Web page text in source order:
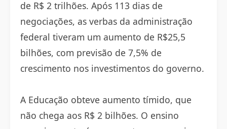
de R$ 2 trilhões. Após 113 dias de
negociações, as verbas da administração
federal tiveram um aumento de R$25,5
bilhões, com previsão de 7,5% de
crescimento nos investimentos do governo.
A Educação obteve aumento tímido, que
não chega aos R$ 2 bilhões. O ensino